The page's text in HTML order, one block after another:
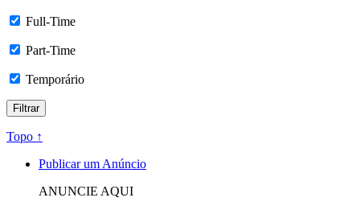
Full-Time
Part-Time
Temporário
Topo ↑
Publicar um Anúncio
ANUNCIE AQUI